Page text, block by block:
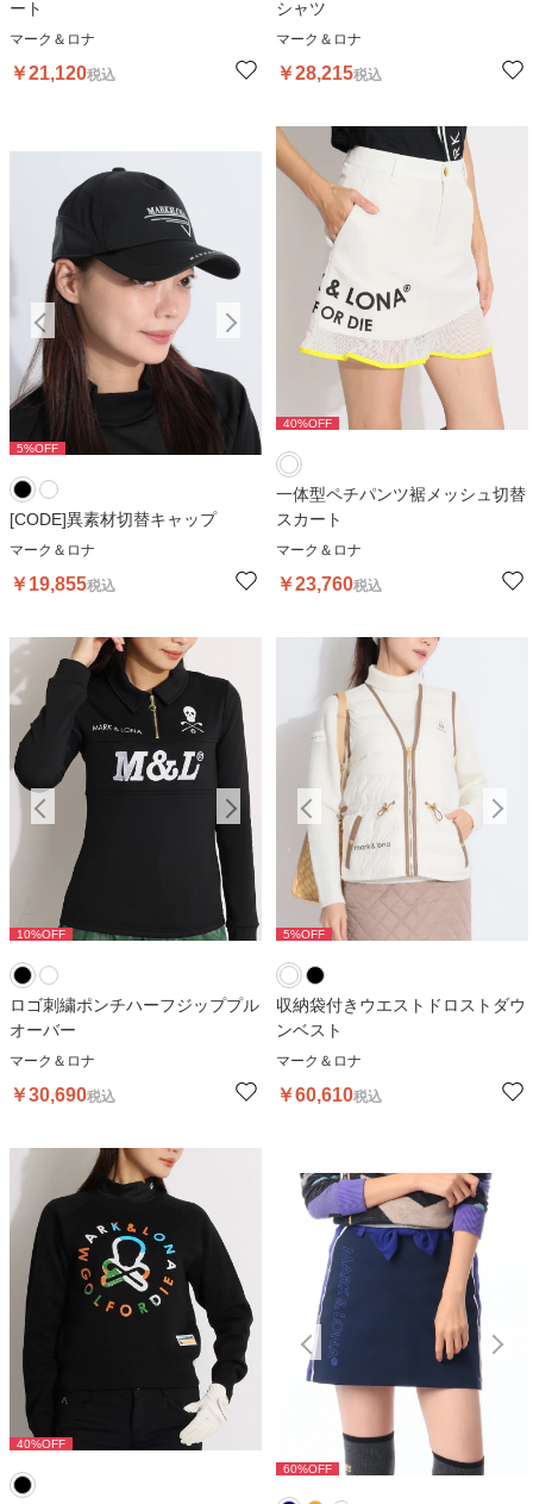
ート
マーク＆ロナ
￥21,120税込
シャツ
マーク＆ロナ
￥28,215税込
5%OFF
[CODE]異素材切替キャップ
マーク＆ロナ
￥19,855税込
40%OFF
一体型ペチパンツ裾メッシュ切替
スカート
マーク＆ロナ
￥23,760税込
10%OFF %OFF
ロゴ刺繍ポンチハーフジッププル
オーバー
マーク＆ロナ
￥30,690税込
5%OFF 5%OFF
収納袋付きウエストドロストダウ
ンベスト
マーク＆ロナ
￥60,610税込
40%OFF
60%OFF